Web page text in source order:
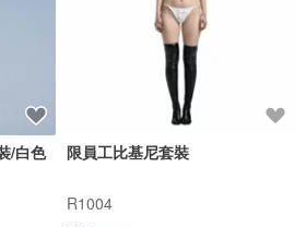
/白色
限員工比基尼套裝
R1004